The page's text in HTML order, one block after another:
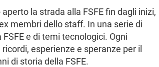
la strada alla FSFE fin dagli inizi,
membri dello staff. In una serie di
e di temi tecnologici. Ogni
esperienze e speranze per il
di storia della FSFE.